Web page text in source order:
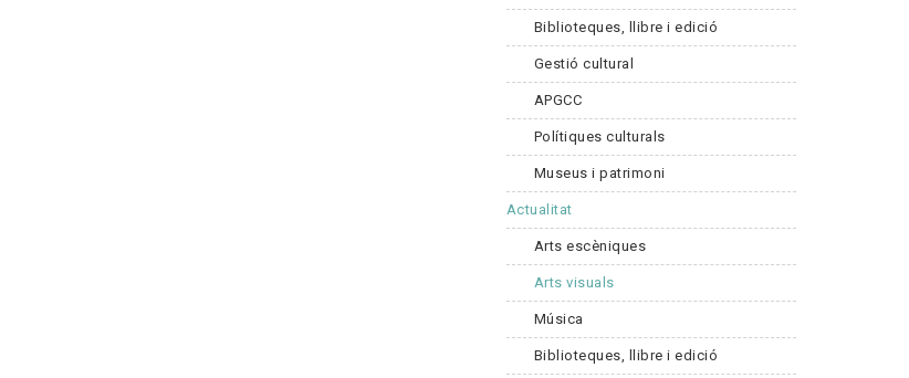
Biblioteques, llibre i edició
Gestió cultural
APGCC
Polítiques culturals
Museus i patrimoni
Actualitat
Arts escèniques
Arts visuals
Música
Biblioteques, llibre i edició